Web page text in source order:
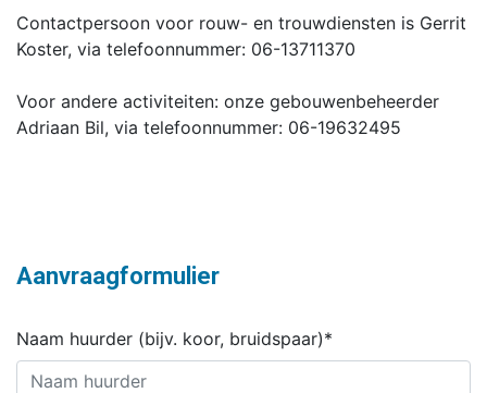
Contactpersoon voor rouw- en trouwdiensten is Gerrit
Koster, via telefoonnummer: 06-13711370
Voor andere activiteiten: onze gebouwenbeheerder
Adriaan Bil, via telefoonnummer: 06-19632495
Aanvraagformulier
Naam huurder (bijv. koor, bruidspaar)*